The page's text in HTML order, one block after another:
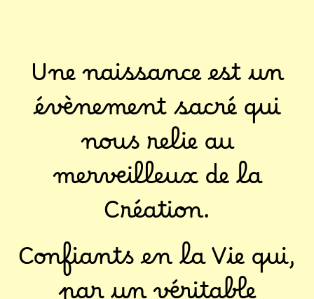
Une naissance est un
évènement sacré qui
nous relie au
merveilleux de la
Création.
Confiants en la Vie qui,